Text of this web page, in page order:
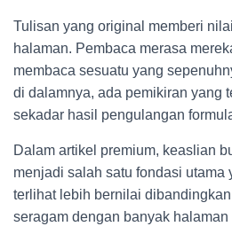
Tulisan yang original memberi
halaman. Pembaca merasa
membaca sesuatu yang
di dalamnya, ada pemikiran yang
sekadar hasil pengulangan
Dalam artikel premium, keaslian
menjadi salah satu fondasi utama
terlihat lebih bernilai
seragam dengan banyak halaman